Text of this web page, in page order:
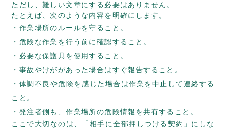
ただし、難しい文章にする必要はありません。
たとえば、次のような内容を明確にします。
作業場所のルールを守ること。
危険な作業を行う前に確認すること。
必要な保護具を使用すること。
事故やけががあった場合はすぐ報告すること。
体調不良や危険を感じた場合は作業を中止して連絡する
こと。
発注者側も、作業場所の危険情報を共有すること。
ここで大切なのは、「相手に全部押しつける契約」にしな